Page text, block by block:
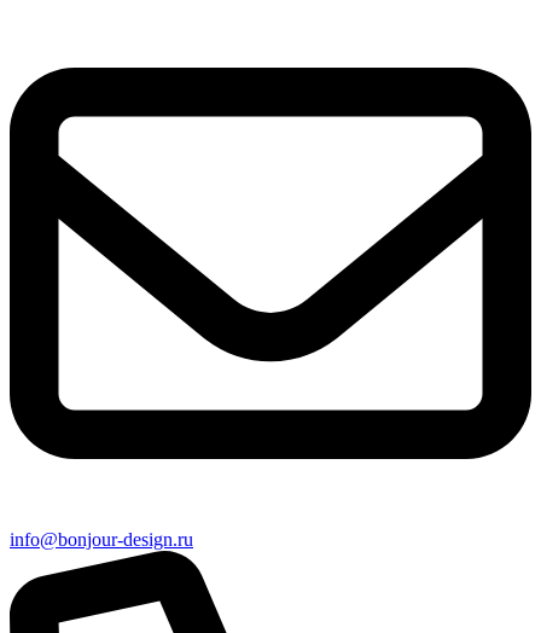
info@bonjour-design.ru